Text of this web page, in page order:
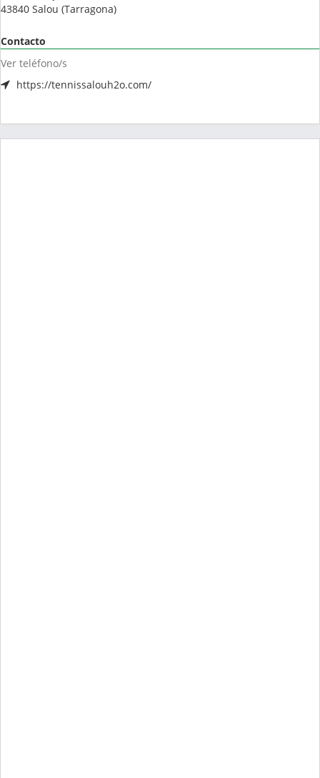
43840 Salou (Tarragona)
Contacto
Ver teléfono/s
https://tennissalouh2o.com/